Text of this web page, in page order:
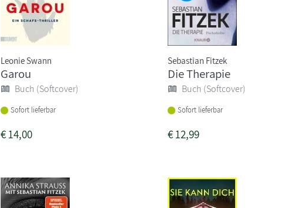
Leonie Swann
Garou
Buch (Softcover)
Sofort lieferbar
€14,00
Sebastian Fitzek
Die Therapie
Buch (Softcover)
Sofort lieferbar
€12,99